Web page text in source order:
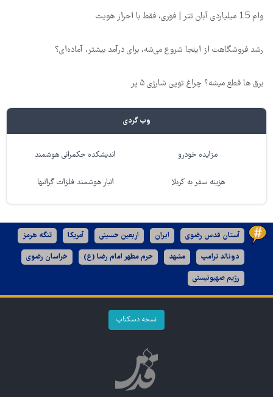
وام 15 میلیاردی آبان تتر | فوری، فقط با احراز هویت
رشد فروشگاهت از اینجا شروع می‌شه، برای درآمد بیشتر، آماده‌ای؟
برق ها قطع میشه؟ چراغ توپی شارژی ۵ پر
وب گردی
مزایده خودرو اندیشکده حکمرانی هوشمند
هزینه سفر به کربلا انبار هوشمند فلزات گرانبها
آستان قدس رضوی ایران اربعین حسینی آمریکا تنگه هرمز
دونالد ترامپ مشهد حرم مطهر امام رضا (ع) خراسان رضوی
رژیم صهیونیستی
نسخه دسکتاپ